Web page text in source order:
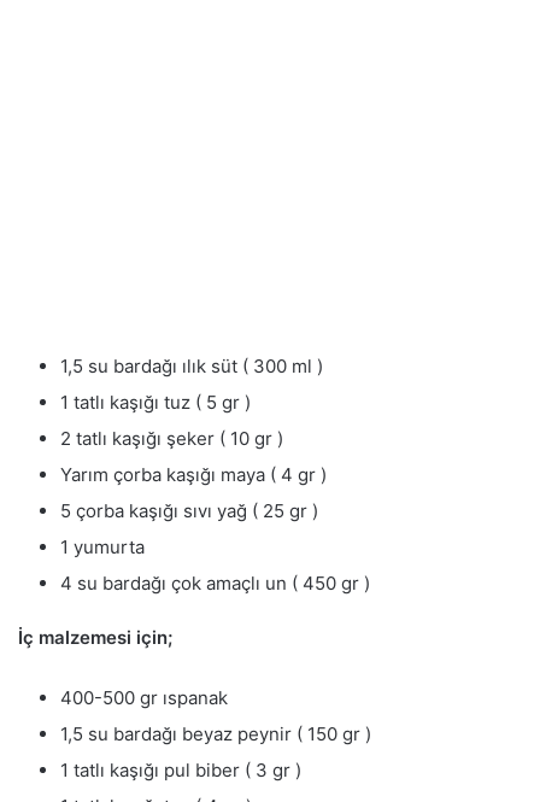
1,5 su bardağı ılık süt ( 300 ml )
1 tatlı kaşığı tuz ( 5 gr )
2 tatlı kaşığı şeker ( 10 gr )
Yarım çorba kaşığı maya ( 4 gr )
5 çorba kaşığı sıvı yağ ( 25 gr )
1 yumurta
4 su bardağı çok amaçlı un ( 450 gr )
İç malzemesi için;
400-500 gr ıspanak
1,5 su bardağı beyaz peynir ( 150 gr )
1 tatlı kaşığı pul biber ( 3 gr )